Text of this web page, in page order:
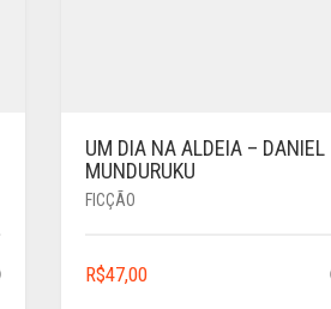
UM DIA NA ALDEIA – DANIEL
MUNDURUKU
FICÇÃO
R$47,00